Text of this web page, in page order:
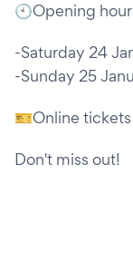
🕙Opening
-Saturday 24
-Sunday 25
🎫Online
Don't miss out!